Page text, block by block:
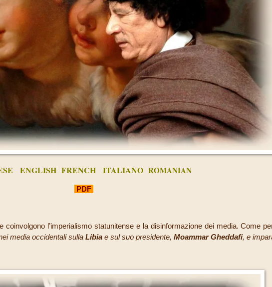
ENGLISH FRENCH ITALIANO ROMANIAN
PDF
l’imperialismo statunitense e la disinformazione dei media. Come
media occidentali sulla Libia e sul suo presidente, Moammar Gheddafi, e